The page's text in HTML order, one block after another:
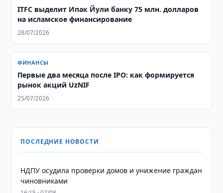
ITFC выделит Ипак Йули банку 75 млн. долларов
на исламское финансирование
28/07/2026
ФИНАНСЫ
Первые два месяца после IPO: как формируется
рынок акций UzNIF
25/07/2026
ПОСЛЕДНИЕ НОВОСТИ
НДПУ осудила проверки домов и унижение граждан
чиновниками